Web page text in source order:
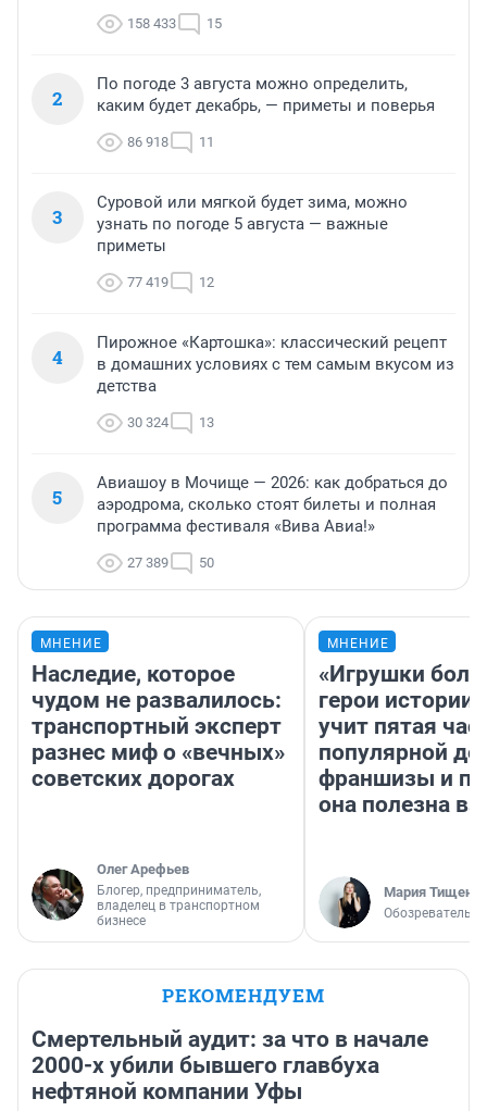
158 433 15
2
По погоде 3 августа можно определить,
каким будет декабрь, — приметы и поверья
86 918 11
3
Суровой или мягкой будет зима, можно
узнать по погоде 5 августа — важные
приметы
77 419 12
4
Пирожное «Картошка»: классический рецепт
в домашних условиях с тем самым вкусом из
детства
30 324 13
5
Авиашоу в Мочище — 2026: как добраться до
аэродрома, сколько стоят билеты и полная
программа фестиваля «Вива Авиа!»
27 389 50
МНЕНИЕ
Наследие, которое
чудом не развалилось:
транспортный эксперт
разнес миф о «вечных»
советских дорогах
Олег Арефьев
Блогер, предприниматель,
владелец в транспортном
бизнесе
МНЕНИЕ
«Игрушки
герои
учит пятая
популярной
франшизы и
она полезна
Мария Тищенко
Обозреватель
РЕКОМЕНДУЕМ
Смертельный аудит: за что в начале
2000-х убили бывшего главбуха
нефтяной компании Уфы